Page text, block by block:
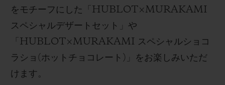
をモチーフにした「 HUBLOT×MURAKAMI
スペシャルデザートセット」や
HUBLOT×MURAKAMI スペシャルショコ
ラショ (ホットチョコレート ) 」をお楽しみいただ
けます。